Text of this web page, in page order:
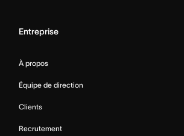
Entreprise
À propos
Équipe de direction
Clients
Recrutement